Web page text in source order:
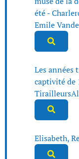
été -
Emile
Les années
captivité de
Elisabeth,